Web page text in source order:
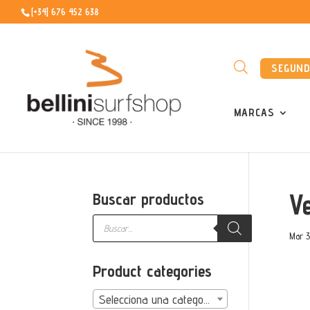
[+34] 676 452 638
MARCAS
Mar
Buscar productos
Búsqueda
productos
Product categories
Selecciona una categoría